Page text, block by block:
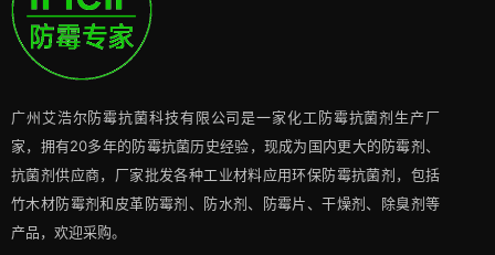
广州艾浩尔防霉抗菌科技有限公司是一家化工防霉抗菌剂生产厂
家，拥有20多年的防霉抗菌历史经验，现成为国内更大的防霉剂、
抗菌剂供应商，厂家批发各种工业材料应用环保防霉抗菌剂，包括
竹木材防霉剂和皮革防霉剂、防水剂、防霉片、干燥剂、除臭剂等
产品，欢迎采购。